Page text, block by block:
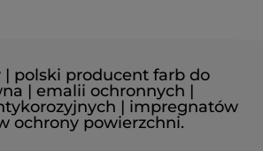
| polski producent farb do
| emalii ochronnych |
| impregnatów
ochrony powierzchni.